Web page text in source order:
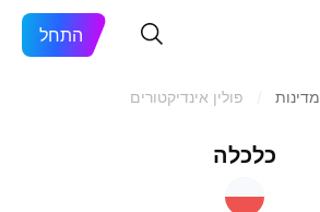
התחל
מדינות פולין אינדיקטורים
כלכלה